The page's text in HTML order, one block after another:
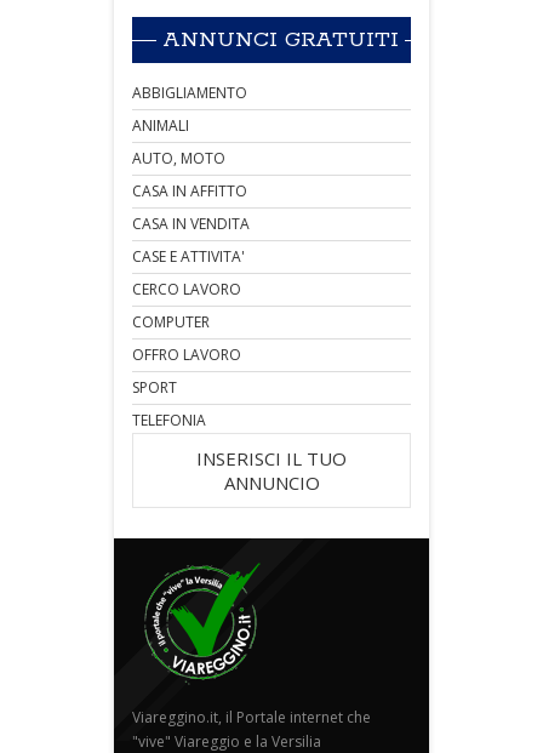
ANNUNCI GRATUITI
ABBIGLIAMENTO
ANIMALI
AUTO, MOTO
CASA IN AFFITTO
CASA IN VENDITA
CASE E ATTIVITA'
CERCO LAVORO
COMPUTER
OFFRO LAVORO
SPORT
TELEFONIA
INSERISCI IL TUO
ANNUNCIO
Viareggino.it, il Portale internet che
"vive" Viareggio e la Versilia